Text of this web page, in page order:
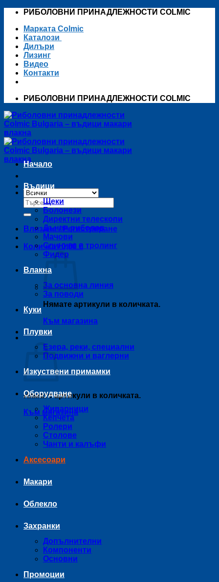
Skip
content
РИБОЛОВНИ ПРИНАДЛЕЖНОСТИ COLMIC
Марката Colmic
Каталози
Дилъри
Лизинг
Видео
Контакти
РИБОЛОВНИ ПРИНАДЛЕЖНОСТИ COLMIC
Търсене
за:
Влизане / Регистриране
Количка /0,00 €
Нямате артикули в количката.
Към магазина
Количка
Нямате артикули в количката.
Към магазина
Начало
Въдици
Щеки
Болонези
Директни телескопи
Дънен риболов
Мачови
Спининг и тролинг
Фидер
Влакна
За основна линия
За поводи
Куки
Плувки
Езера, реки, специални
Подвижни и ваглерни
Изкуствени примамки
Оборудване
Живарници
Кепчета
Ролери
Столове
Чанти и калъфи
Аксесоари
Макари
Облекло
Захранки
Допълнителни
Компоненти
Основни
Промоции